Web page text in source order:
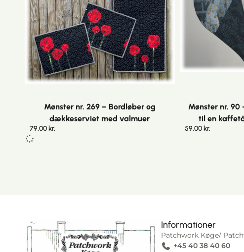
Mønster nr. 269 – Bordløber og
dækkeserviet med valmuer
79,00 kr.
Mønster nr.
til en
59,00 kr.
Informationer
Patchwork Køge/
+45 40 38 40 60